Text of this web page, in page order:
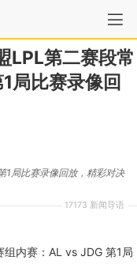
LPL第二赛段常
局比赛录像回
17173 新闻导语
局比赛录像回放，精彩对决
内赛：AL vs JDG 第1局